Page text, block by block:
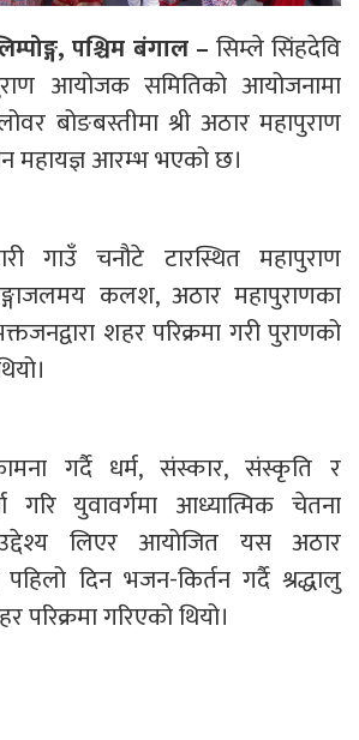
पश्चिम बंगाल – सिम्ले सिंहदेवि
आयोजक समितिको आयोजनामा
बोङबस्तीमा श्री अठार महापुराण
महायज्ञ आरम्भ भएको छ।
गाउँ चनौटे टारस्थित महापुराण
कलश, अठार महापुराणका
शहर परिक्रमा गरी पुराणको
गर्दै धर्म, संस्कार, संस्कृति र
गरि युवावर्गमा आध्यात्मिक चेतना
लिएर आयोजित यस अठार
दिन भजन-किर्तन गर्दै श्रद्धालु
परिक्रमा गरिएको थियो।